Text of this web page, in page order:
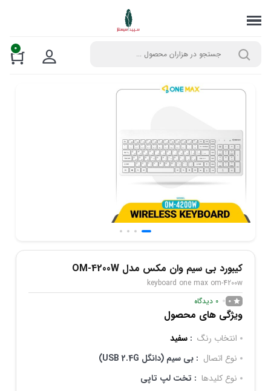
0
کیبورد بی‌ سیم وان مکس مدل OM-4200W
keyboard one max om-4200w
0
0 دیدگاه
ویژگی های محصول
انتخاب رنگ : سفید
نوع اتصال : بی سیم (دانگل USB 2.4G)
نوع کلیدها : تخت لپ تاپی